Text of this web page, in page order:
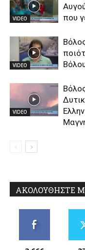
VIDEO
που
VIDEO
VIDEO
ΑΚΟΛΟΥΘΗΣΤΕ